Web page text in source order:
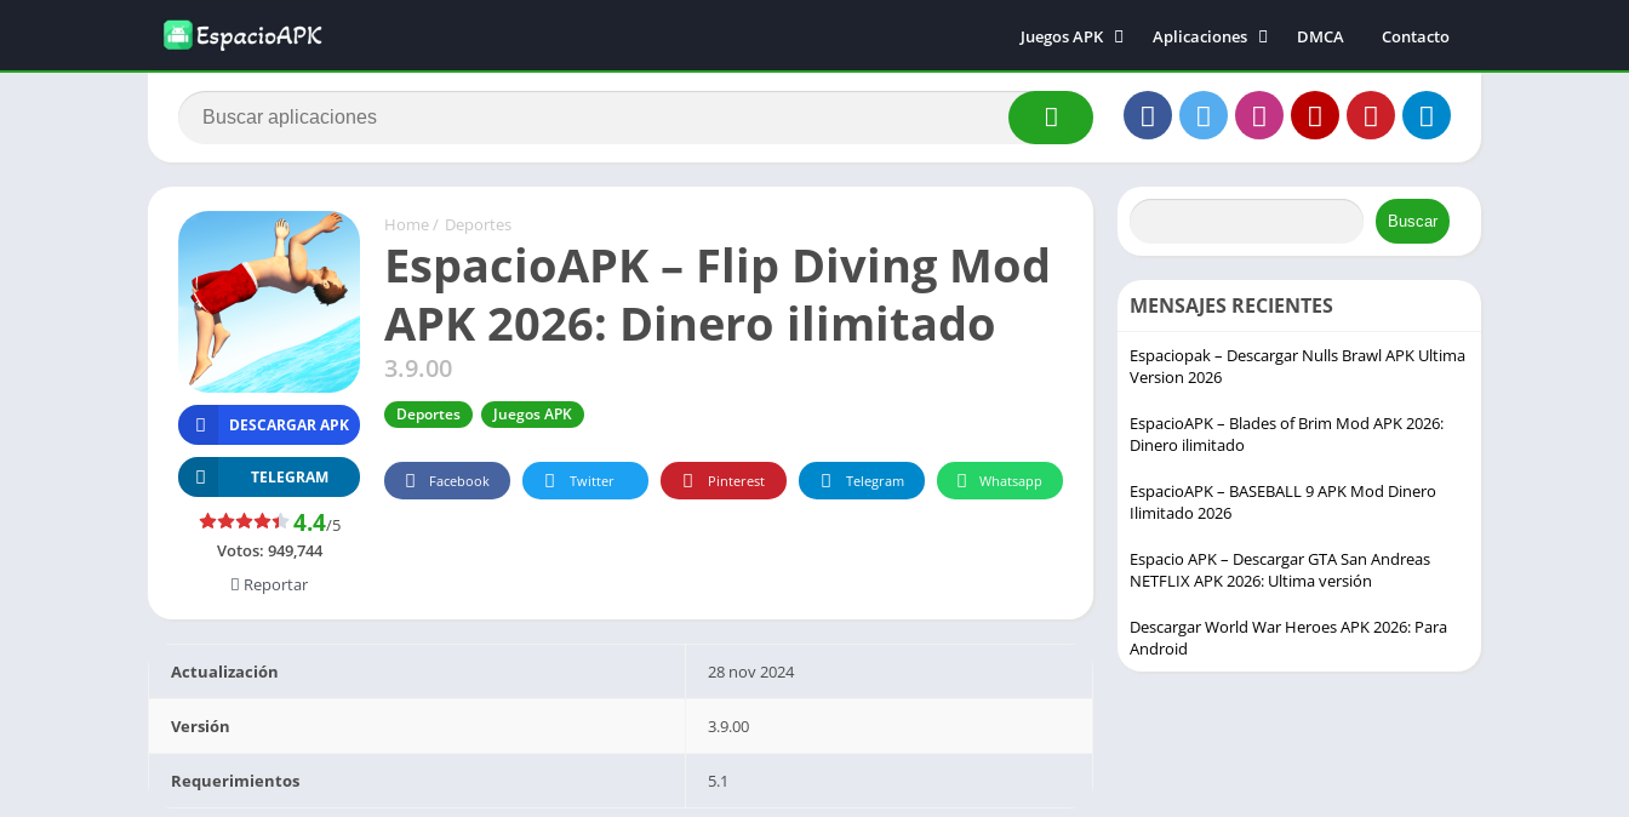
Juegos APK
Acción
Arcade
Aventura
Carreras
Simulación
Aplicaciones
Música y audio
Entretenimiento
Comunicación
DMCA Contacto
Home / Deportes
EspacioAPK – Flip Diving Mod
APK 2026: Dinero ilimitado
3.9.00
Deportes Juegos APK
DESCARGAR APK
TELEGRAM
4.4/5
Votos: 949,744
Reportar
Facebook Twitter Pinterest Telegram Whatsapp
Actualización 28 nov 2024
Versión 3.9.00
Requerimientos 5.1
Buscar
MENSAJES RECIENTES
Espaciopak – Descargar Nulls Brawl APK Ultima
Version 2026
EspacioAPK – Blades of Brim Mod APK 2026:
Dinero ilimitado
EspacioAPK – BASEBALL 9 APK Mod Dinero
Ilimitado 2026
Espacio APK – Descargar GTA San Andreas
NETFLIX APK 2026: Ultima versión
Descargar World War Heroes APK 2026: Para
Android